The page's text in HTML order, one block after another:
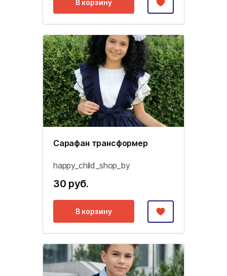
В корзину
Сарафан трансформер
happy_child_shop_by
30 руб.
В корзину